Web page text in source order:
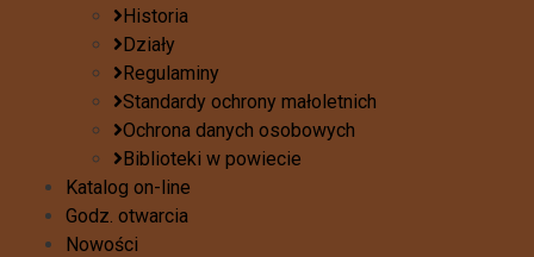
Historia
Działy
Regulaminy
Standardy ochrony małoletnich
Ochrona danych osobowych
Biblioteki w powiecie
Katalog on-line
Godz. otwarcia
Nowości